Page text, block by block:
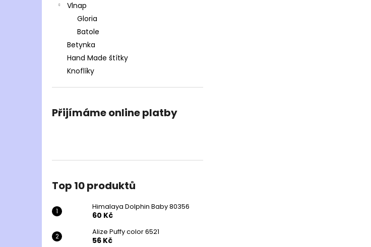
Vlnap
Gloria
Batole
Betynka
Hand Made štítky
Knoflíky
Přijímáme online platby
Top 10 produktů
Himalaya Dolphin Baby 80356
60 Kč
Alize Puffy color 6521
56 Kč